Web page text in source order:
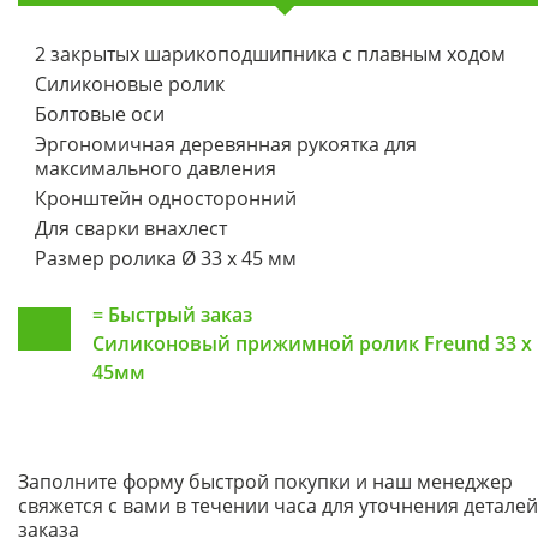
2 закрытых шарикоподшипника с плавным ходом
Силиконовые ролик
Болтовые оси
Эргономичная деревянная рукоятка для
максимального давления
Кронштейн односторонний
Для сварки внахлест
Размер ролика Ø 33 х 45 мм
= Быстрый заказ
Силиконовый прижимной ролик Freund 33 x
45мм
Заполните форму быстрой покупки и наш менеджер
свяжется с вами в течении часа для уточнения деталей
заказа